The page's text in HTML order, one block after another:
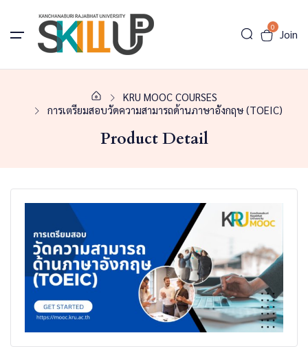
0
Join
KRU MOOC COURSES
การเตรียมสอบวัดความสามารถด้านภาษาอังกฤษ (TOEIC)
Product Detail